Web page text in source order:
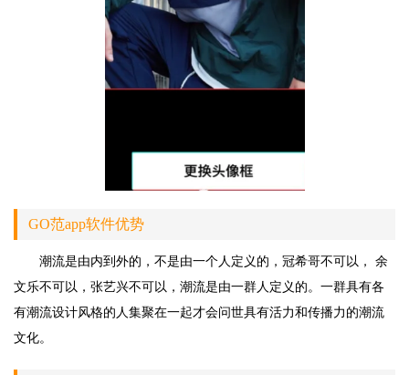
GO范app软件优势
潮流是由内到外的，不是由一个人定义的，冠希哥不可以， 余
文乐不可以，张艺兴不可以，潮流是由一群人定义的。一群具有各
有潮流设计风格的人集聚在一起才会问世具有活力和传播力的潮流
文化。